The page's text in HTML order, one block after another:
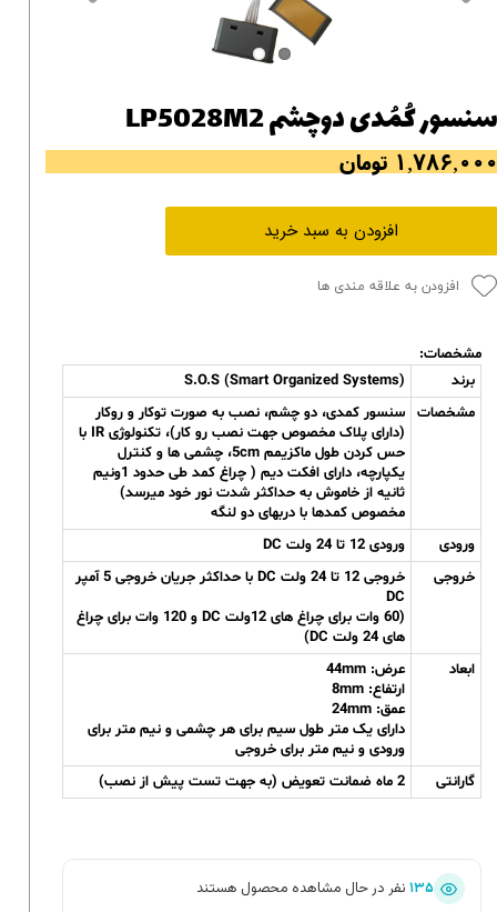
سنسور کُمُدی دوچشم LP5028M2
۱,۷۸۶,۰۰۰ تومان
افزودن به سبد خرید
افزودن به علاقه مندی ها
مشخصات:
برند
S.O.S (Smart Organized Systems)
مشخصات
سنسور کمدی، دو چشم، نصب به صورت توکار و روکار
(دارای پلاک مخصوص جهت نصب رو کار)، تکنولوژی IR با
حس کردن طول ماکزیمم 5cm، چشمی ها و کنترل
یکپارچه، دارای افکت دیم ( چراغ کمد طی حدود 1ونیم
ثانیه از خاموش به حداکثر شدت نور خود میرسد)
مخصوص کمدها با دربهای دو لنگه
ورودی
ورودی 12 تا 24 ولت DC
خروجی
خروجی 12 تا 24 ولت DC با حداکثر جریان خروجی 5 آمپر
DC
(60 وات برای چراغ های 12ولت DC و 120 وات برای چراغ
های 24 ولت DC)
ابعاد
عرض: 44mm
ارتفاع: 8mm
عمق: 24mm
دارای یک متر طول سیم برای هر چشمی و نیم متر برای
ورودی و نیم متر برای خروجی
گارانتی
2 ماه ضمانت تعویض (به جهت تست پیش از نصب)
۱۳۵ نفر در حال مشاهده محصول هستند